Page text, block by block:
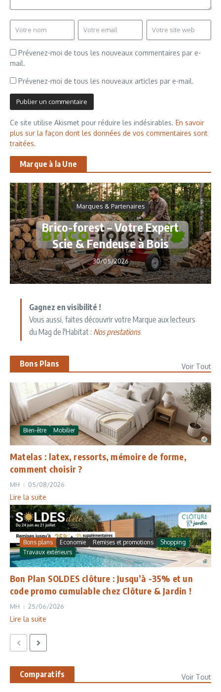
Prévenez-moi de tous les nouveaux commentaires par e-
mail.
Prévenez-moi de tous les nouveaux articles par e-mail.
Ce site utilise Akismet pour réduire les indésirables. En savoir
plus sur la façon dont les données de vos commentaires sont
traitées.
Marque à la Une
Marques & Partenaires
Brico-forest – Votre Expert
Scie & Fendeuse à Bois
30/05/2026
Gagnez en visibilité !
Vous aussi, faites découvrir votre Marque aux lecteurs
du Mag de l'Habitat : Nos prestations
Bons Plans Voir Tout
Bien-être Mobilier
Matelas : latex, ressorts, mémoire de forme,
comment choisir ?
MH 05/08/2026
Lire la suite
Bons plans Economie Remises et promotions
Shopping
Travaux extérieurs
Bon Plan SOLDES clôture : Jusqu’à -35% et un
code promo cumulable chez Clôture & Jardin !
MH 25/06/2026
Lire la suite
Comparatifs Voir Tout